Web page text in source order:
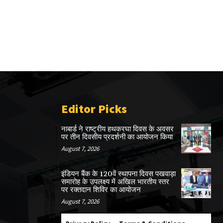
Editor Picks
नाबार्ड ने राष्ट्रीय हथकरघा दिवस के अवसर
पर तीन दिवसीय प्रदर्शनी का आयोजन किया
August 7, 2026
इंडियन बैंक के 120वें स्थापना दिवस पखवाड़ा
समारोह के उपलक्ष्य में अखिल भारतीय स्तर
पर रक्तदान शिविर का आयोजन
August 7, 2026